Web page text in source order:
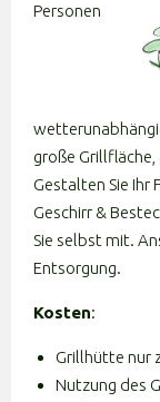
Personen
große Grillfläche,
Gestalten Sie Ihr
Geschirr &
Sie selbst mit.
Entsorgung.
Kosten:
Grillhütte nur
Nutzung des